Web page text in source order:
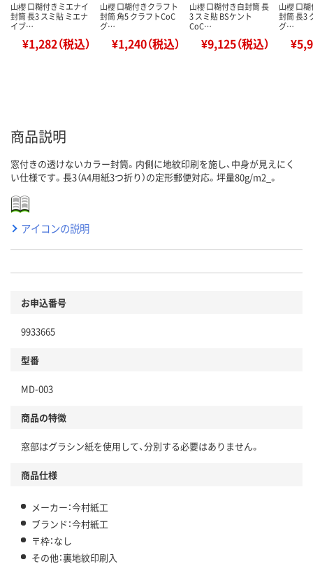
山櫻 口糊付きミエナイ
封筒 長3 スミ貼 ミエナ
イブ…
¥1,282（税込）
山櫻 口糊付きクラフト
封筒 角5 クラフトCoC
グ…
¥1,240（税込）
山櫻 口糊付き白封筒 長
3 スミ貼 BSケント
CoC…
¥9,125（税込）
山櫻 口
封筒 長3
グ…
商品説明
窓付きの透けないカラー封筒。内側に地紋印刷を施し、中身が見えにく
い仕様です。長3（A4用紙3つ折り）の定形郵便対応。坪量80g/m2_。
アイコンの説明
お申込番号
9933665
型番
MD-003
商品の特徴
窓部はグラシン紙を使用して、分別する必要はありません。
商品仕様
メーカー：今村紙工
ブランド：今村紙工
〒枠：なし
その他：裏地紋印刷入